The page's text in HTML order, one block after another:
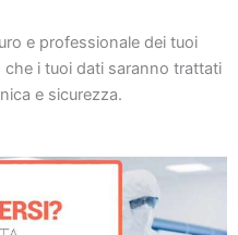
e professionale dei tuoi
che i tuoi dati saranno trattati
e sicurezza.